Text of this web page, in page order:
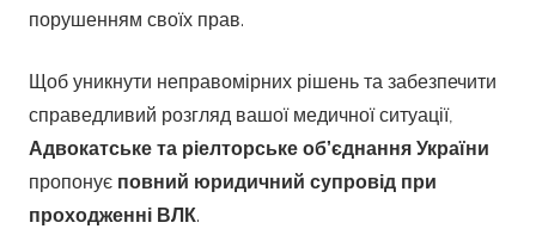
порушенням своїх прав.
Щоб уникнути неправомірних рішень та забезпечити
справедливий розгляд вашої медичної ситуації,
Адвокатське та ріелторське об’єднання України
пропонує повний юридичний супровід при
проходженні ВЛК.